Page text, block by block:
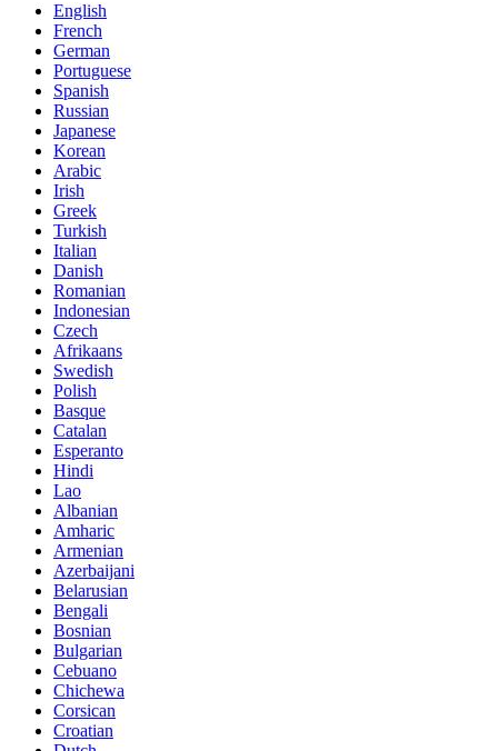
English
French
German
Portuguese
Spanish
Russian
Japanese
Korean
Arabic
Irish
Greek
Turkish
Italian
Danish
Romanian
Indonesian
Czech
Afrikaans
Swedish
Polish
Basque
Catalan
Esperanto
Hindi
Lao
Albanian
Amharic
Armenian
Azerbaijani
Belarusian
Bengali
Bosnian
Bulgarian
Cebuano
Chichewa
Corsican
Croatian